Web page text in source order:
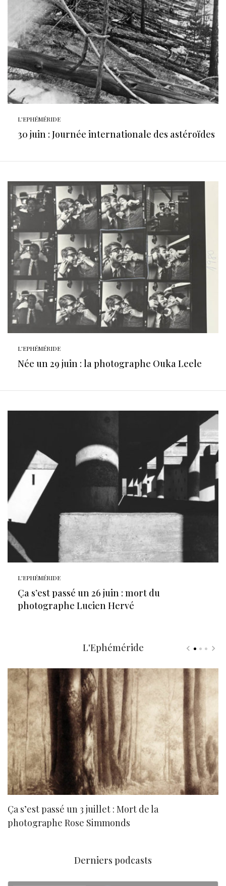
L'EPHÉMÉRIDE
30 juin : Journée internationale des astéroïdes
L'EPHÉMÉRIDE
Née un 29 juin : la photographe Ouka Leele
L'EPHÉMÉRIDE
Ça s’est passé un 26 juin : mort du
photographe Lucien Hervé
L'Ephéméride
Ça s’est passé un 3 juillet : Mort de la
photographe Rose Simmonds
Derniers podcasts